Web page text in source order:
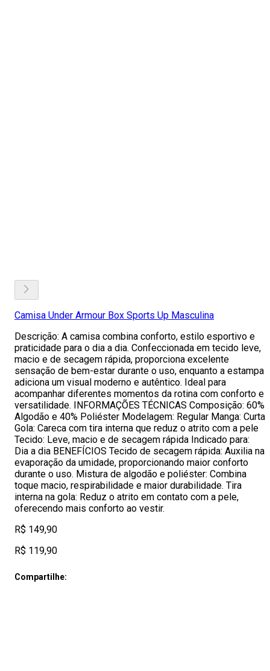
Camisa Under Armour Box Sports Up Masculina
Descrição: A camisa combina conforto, estilo esportivo e
praticidade para o dia a dia. Confeccionada em tecido leve,
macio e de secagem rápida, proporciona excelente
sensação de bem-estar durante o uso, enquanto a estampa
adiciona um visual moderno e autêntico. Ideal para
acompanhar diferentes momentos da rotina com conforto e
versatilidade. INFORMAÇÕES TÉCNICAS Composição: 60%
Algodão e 40% Poliéster Modelagem: Regular Manga: Curta
Gola: Careca com tira interna que reduz o atrito com a pele
Tecido: Leve, macio e de secagem rápida Indicado para:
Dia a dia BENEFÍCIOS Tecido de secagem rápida: Auxilia na
evaporação da umidade, proporcionando maior conforto
durante o uso. Mistura de algodão e poliéster: Combina
toque macio, respirabilidade e maior durabilidade. Tira
interna na gola: Reduz o atrito em contato com a pele,
oferecendo mais conforto ao vestir.
R$ 149,90
R$ 119,90
Compartilhe: